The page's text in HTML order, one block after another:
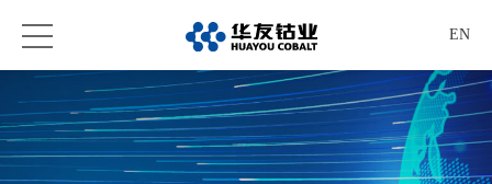
EN